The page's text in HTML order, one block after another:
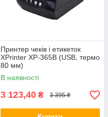
Принтер чеків і етикеток
XPrinter XP-365B (USB, термо
80 мм)
В наявності
3 123,40 ₴ 3 395 ₴